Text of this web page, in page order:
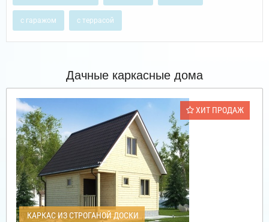
с гаражом с террасой
Дачные каркасные дома
ХИТ ПРОДАЖ
КАРКАС ИЗ СТРОГАНОЙ ДОСКИ